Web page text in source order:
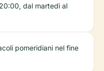
dal martedì al
pomeridiani nel fine